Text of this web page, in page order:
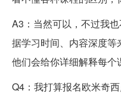
A3：当然可以，不过我
据学习时间、内容深度等
他们会给你详细解释每个
Q4：我打算报名欧米奇